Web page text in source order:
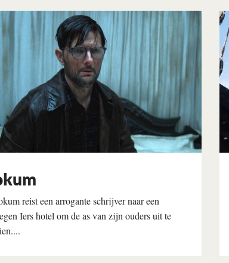
reist een arrogante schrijver naar een
Iers hotel om de as van zijn ouders uit te